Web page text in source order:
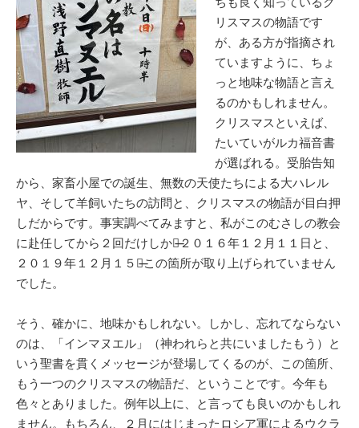
リスマスの物語です
が、ある方が指摘され
ていますように、ちょ
っと地味な物語と言え
るのかもしれません。
クリスマスといえば、
たいていがルカ福音書
が選ばれる。受胎告知
から、家畜小屋での誕生、無数の天使たちによる大ハレル
ヤ、そして羊飼いたちの訪問と、クリスマスの物語が目白押
しだからです。事実調べてみますと、私がこのむさしの教会
に赴任してから２回だけしか、̶̶２０１６年１２月１１日と、
２０１９年１２月１５日̶̶この箇所が取り上げられていません
でした。
そう、確かに、地味かもしれない。しかし、忘れてならない
のは、「インマヌエル」（神われらと共にいましたもう）と
いう聖書を貫くメッセージが登場してくるのが、この箇所、
もう一つのクリスマスの物語だ、ということです。今年も
色々とありました。例年以上に、と言っても良いのかもしれ
ません。もちろん、２月にはじまったロシア軍によるウクラ